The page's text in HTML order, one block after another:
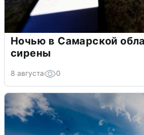
Ночью в Самарской
сирены
8 августа 0